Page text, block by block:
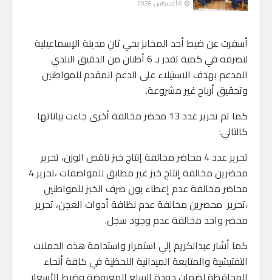
أسفرت عن ضبط أحد المخابز بحي ثانِ مدينة الإسماعيلية
لتصرفه في كمية تقدر بـ 6 أطنان من الدقيق البلدي
المدعم بهدف الاستيلاء على الدعم المقدم للمواطنين
وتحقيق أرباح غير مشروعة.
كما تم تحرير عدد 13 محضر مخالفة أخرى جاءت بياناتها
كالتالي:
تحرير عدد 4 محاضر مخالفة إنتاج خبز ناقص الوزن، تحرير
محضرين مخالفة إنتاج خبز غير مطابق للمواصفات ،تحرير 4
محاضر مخالفة عدم إعطاء بون صرف الخبز للمواطنين
،تحرير محضرين مخالفة عدم نظافة أدوات العجن، تحرير
محضر واحد مخالفة عدم وجود سجل.
كما أشار عبدالكريم إلي استمرار واستدامة هذه الحملات
التفتيشية والمتابعة الميدانية اللحظية في كافة أنحاء